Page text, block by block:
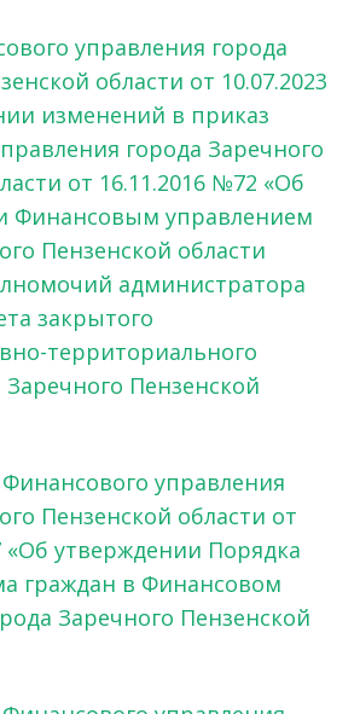
управления города
области от 10.07.2023
изменений в приказ
города Заречного
от 16.11.2016 №72 «Об
Финансовым управлением
Пензенской области
администратора
закрытого
территориального
Заречного Пензенской
управления
Пензенской области от
«Об утверждении Порядка
граждан в Финансовом
Заречного Пензенской